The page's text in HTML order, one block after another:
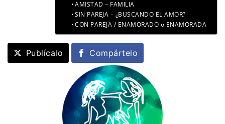
AMISTAD – FAMILIA
SIN PAREJA – ¿BUSCANDO EL AMOR?
CON PAREJA / ENAMORADO o ENAMORADA
Publícalo Compártelo